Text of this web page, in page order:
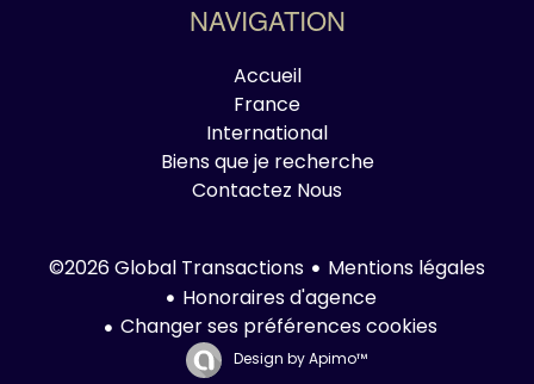
NAVIGATION
Accueil
France
International
Biens que je recherche
Contactez Nous
©2026 Global Transactions
Mentions légales
Honoraires d'agence
Changer ses préférences cookies
Design byApimo™